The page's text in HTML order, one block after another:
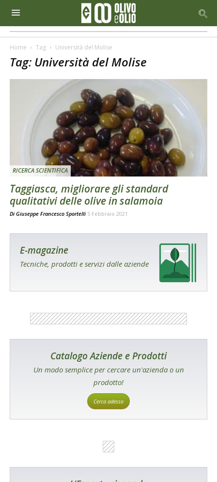
Home Tag Università del Molise
Tag: Università del Molise
RICERCA SCIENTIFICA
Taggiasca, migliorare gli standard
qualitativi delle olive in salamoia
Di Giuseppe Francesco Sportelli 5 Febbraio 2021
E-magazine
Tecniche, prodotti e servizi dalle aziende
Catalogo Aziende e Prodotti
Un modo semplice per cercare un'azienda o un
prodotto!
Cerca adesso